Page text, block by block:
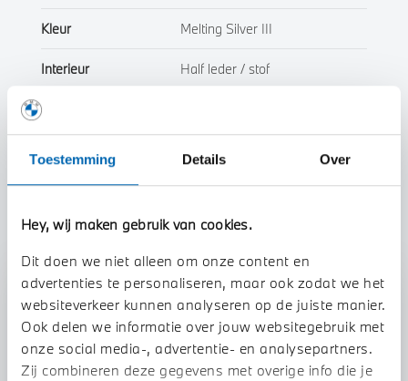
Toestemming Details Over
Hey, wij maken gebruik van cookies.
Dit doen we niet alleen om onze content en
advertenties te personaliseren, maar ook zodat we het
websiteverkeer kunnen analyseren op de juiste manier.
Ook delen we informatie over jouw websitegebruik met
onze social media-, advertentie- en analysepartners.
Zij combineren deze gegevens met overige info die je
Stap 1 van 3
Uw auto inruilen?
Kleur Melting Silver III
Interieur Half leder / stof
Btw/Marge